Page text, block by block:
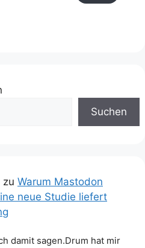
Suchen
zu Warum Mastodon
neue Studie liefert
damit sagen.Drum hat mir